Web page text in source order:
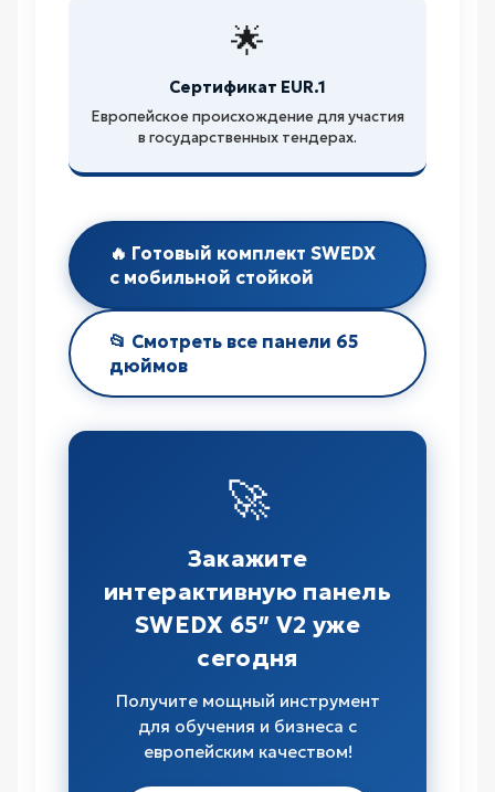
🌟
Сертификат EUR.1
Европейское происхождение для участия
в государственных тендерах.
🔥 Готовый комплект SWEDX
с мобильной стойкой
📂 Смотреть все панели 65
дюймов
🚀
Закажите
интерактивную панель
SWEDX 65″ V2 уже
сегодня
Получите мощный инструмент
для обучения и бизнеса с
европейским качеством!